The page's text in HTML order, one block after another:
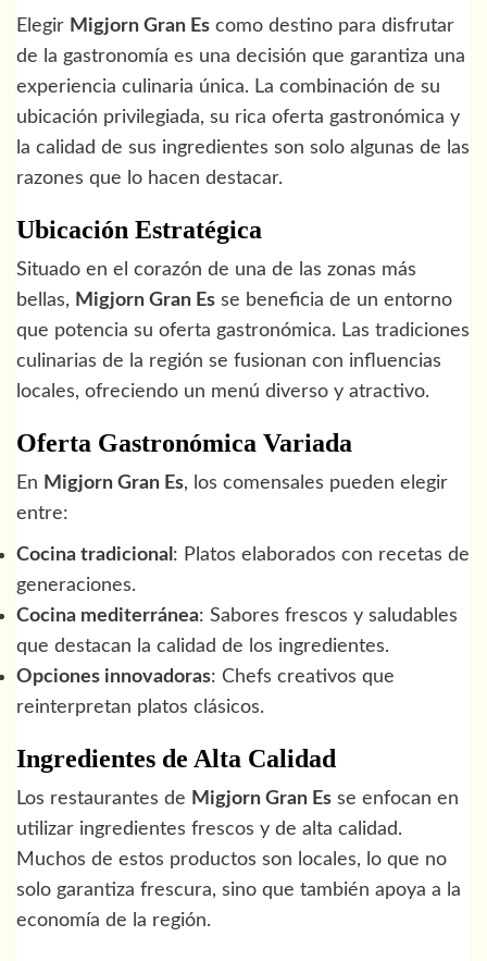
Elegir Migjorn Gran Es como destino para disfrutar
de la gastronomía es una decisión que garantiza una
experiencia culinaria única. La combinación de su
ubicación privilegiada, su rica oferta gastronómica y
la calidad de sus ingredientes son solo algunas de las
razones que lo hacen destacar.
Ubicación Estratégica
Situado en el corazón de una de las zonas más
bellas, Migjorn Gran Es se beneficia de un entorno
que potencia su oferta gastronómica. Las tradiciones
culinarias de la región se fusionan con influencias
locales, ofreciendo un menú diverso y atractivo.
Oferta Gastronómica Variada
En Migjorn Gran Es, los comensales pueden elegir
entre:
Cocina tradicional : Platos elaborados con recetas de
generaciones.
Cocina mediterránea: Sabores frescos y saludables
que destacan la calidad de los ingredientes.
Opciones innovadoras: Chefs creativos que
reinterpretan platos clásicos.
Ingredientes de Alta Calidad
Los restaurantes de Migjorn Gran Es se enfocan en
utilizar ingredientes frescos y de alta calidad.
Muchos de estos productos son locales, lo que no
solo garantiza frescura, sino que también apoya a la
economía de la región.